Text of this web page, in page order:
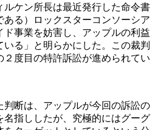
ルケン所長は最近発行した命令書
る）ロックスターコンソーシア
ド事業を妨害し、アップルの利益
る」と明らかにした。この裁判
２度目の特許訴訟が進められてい
判断は、アップルが今回の訴訟の
指ししたが、究極的にはグーグ